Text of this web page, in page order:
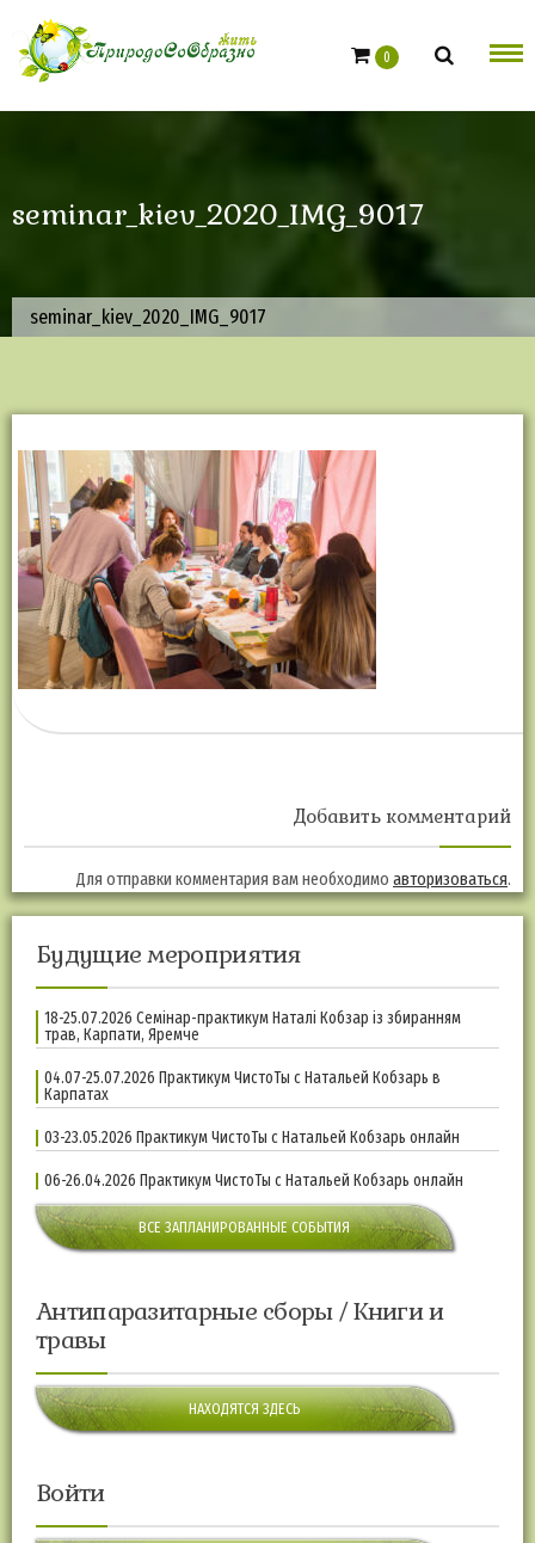
content
0
seminar_kiev_2020_IMG_9017
seminar_kiev_2020_IMG_9017
Добавить комментарий
Для отправки комментария вам необходимо авторизоваться.
Будущие мероприятия
18-25.07.2026 Семінар-практикум Наталі Кобзар із збиранням
трав, Карпати, Яремче
04.07-25.07.2026 Практикум ЧистоТы с Натальей Кобзарь в
Карпатах
03-23.05.2026 Практикум ЧистоТы с Натальей Кобзарь онлайн
06-26.04.2026 Практикум ЧистоТы с Натальей Кобзарь онлайн
ВСЕ ЗАПЛАНИРОВАННЫЕ СОБЫТИЯ
Антипаразитарные сборы / Книги и
травы
НАХОДЯТСЯ ЗДЕСЬ
Войти